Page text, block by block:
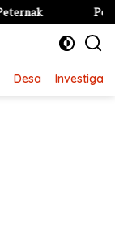
Perjusa
Desa Investigasi